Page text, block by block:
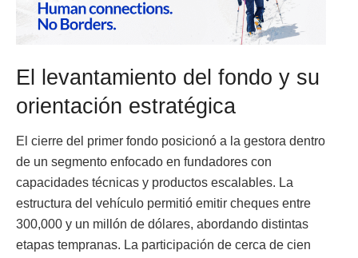
El levantamiento del fondo y su
orientación estratégica
El cierre del primer fondo posicionó a la gestora dentro
de un segmento enfocado en fundadores con
capacidades técnicas y productos escalables. La
estructura del vehículo permitió emitir cheques entre
300,000 y un millón de dólares, abordando distintas
etapas tempranas. La participación de cerca de cien